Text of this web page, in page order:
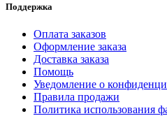
Поддержка
Оплата заказов
Оформление заказа
Доставка заказа
Помощь
Уведомление о
Правила продажи
Политика использования